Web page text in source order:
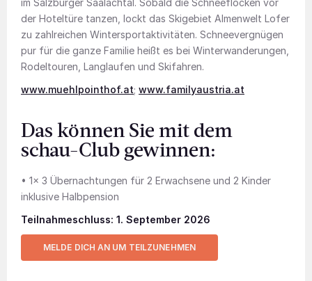
im Salzburger Saalachtal. Sobald die Schneeflocken vor
der Hoteltüre tanzen, lockt das Skigebiet Almenwelt Lofer
zu zahlreichen Wintersportaktivitäten. Schneevergnügen
pur für die ganze Familie heißt es bei Winterwanderungen,
Rodeltouren, Langlaufen und Skifahren.
www.muehlpointhof.at; www.familyaustria.at
Das können Sie mit dem
schau-Club gewinnen:
• 1x 3 Übernachtungen für 2 Erwachsene und 2 Kinder
inklusive Halbpension
Teilnahmeschluss: 1. September 2026
MELDE DICH AN UM TEILZUNEHMEN